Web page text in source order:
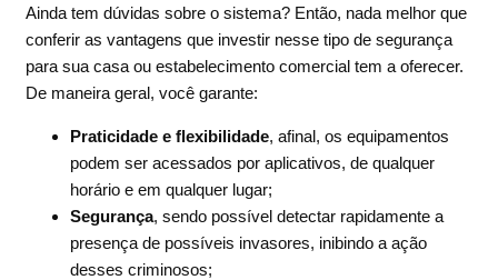
Ainda tem dúvidas sobre o sistema? Então, nada melhor que
conferir as vantagens que investir nesse tipo de segurança
para sua casa ou estabelecimento comercial tem a oferecer.
De maneira geral, você garante:
Praticidade e flexibilidade, afinal, os equipamentos
podem ser acessados por aplicativos, de qualquer
horário e em qualquer lugar;
Segurança, sendo possível detectar rapidamente a
presença de possíveis invasores, inibindo a ação
desses criminosos;